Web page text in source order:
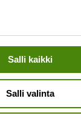
Salli kaikki
Salli valinta